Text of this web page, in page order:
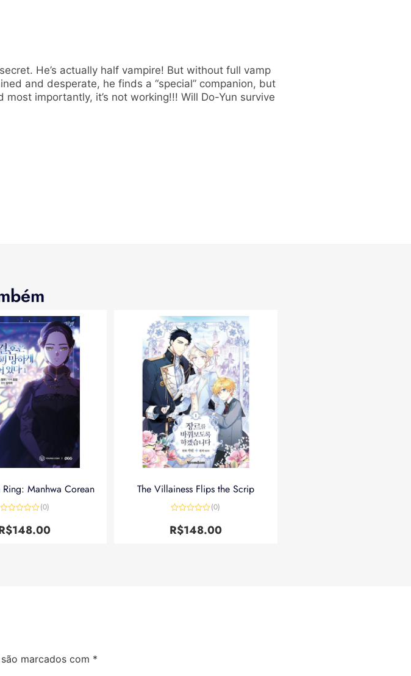
He’s actually half vampire! But without full vamp
and desperate, he finds a “special” companion, but
importantly, it’s not working!!! Will Do-Yun survive
Ring: Manhwa Corean
0
de
(0)
148.00
The Villainess Flips the Scrip
0
de
(0)
R$148.00
marcados com *